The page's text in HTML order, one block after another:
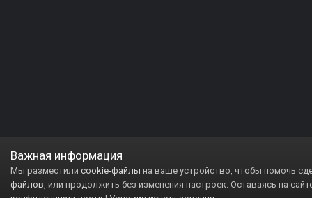
Важная информация
Мы разместили cookie-файлы на ваше устройство, чтобы помочь
файлов, или продолжить без изменения настроек. Оставаясь на